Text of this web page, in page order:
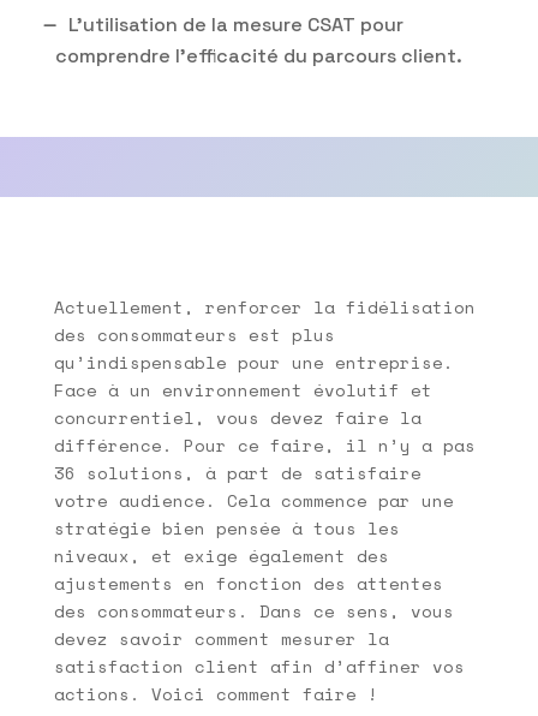
L’utilisation de la mesure CSAT pour
comprendre l’efficacité du parcours client.
Actuellement, renforcer la fidélisation
des consommateurs est plus
qu’indispensable pour une entreprise.
Face à un environnement évolutif et
concurrentiel, vous devez faire la
différence. Pour ce faire, il n’y a pas
36 solutions, à part de satisfaire
votre audience. Cela commence par une
stratégie bien pensée à tous les
niveaux, et exige également des
ajustements en fonction des attentes
des consommateurs. Dans ce sens, vous
devez savoir comment mesurer la
satisfaction client afin d’affiner vos
actions. Voici comment faire !